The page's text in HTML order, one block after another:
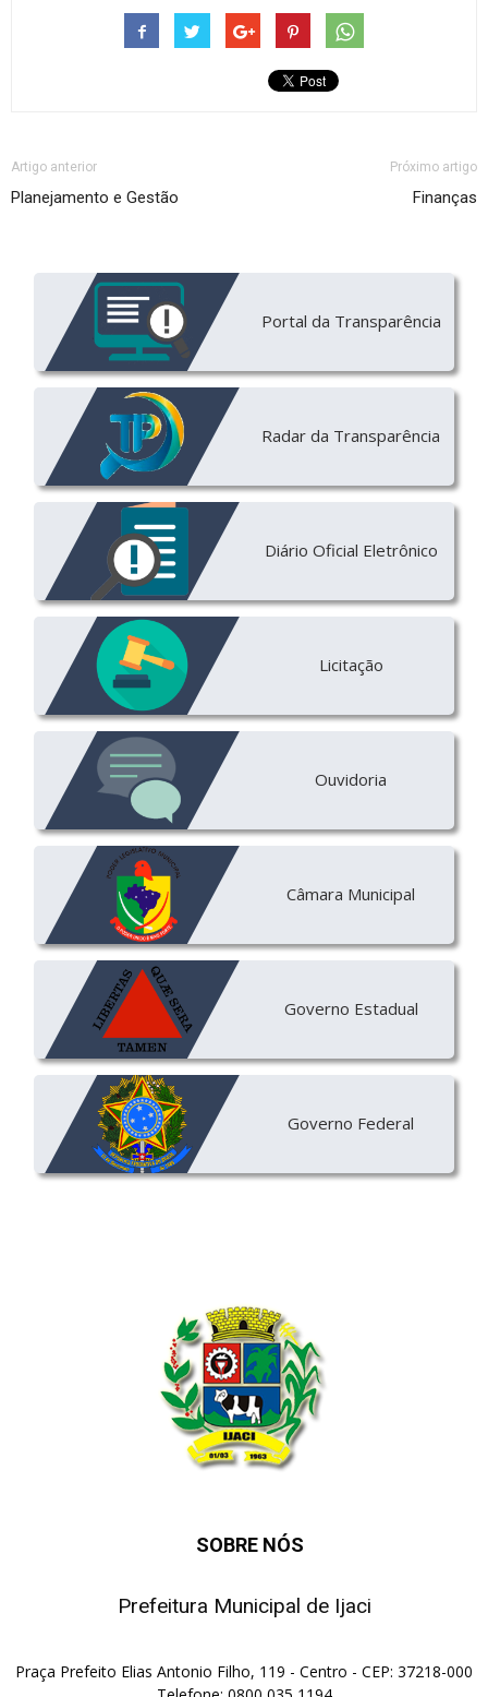
Artigo anterior
Planejamento e Gestão
Próximo artigo
Finanças
Portal da Transparência
Radar da Transparência
Diário Oficial Eletrônico
Licitação
Ouvidoria
Câmara Municipal
Governo Estadual
Governo Federal
SOBRE NÓS
Prefeitura Municipal de Ijaci
Praça Prefeito Elias Antonio Filho, 119 - Centro - CEP: 37218-000